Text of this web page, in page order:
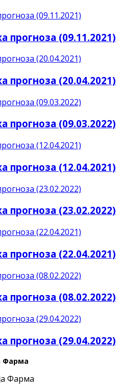
прогноза (09.11.2021)
прогноза (20.04.2021)
прогноза (09.03.2022)
прогноза (12.04.2021)
прогноза (23.02.2022)
прогноза (22.04.2021)
прогноза (08.02.2022)
прогноза (29.04.2022)
Фарма